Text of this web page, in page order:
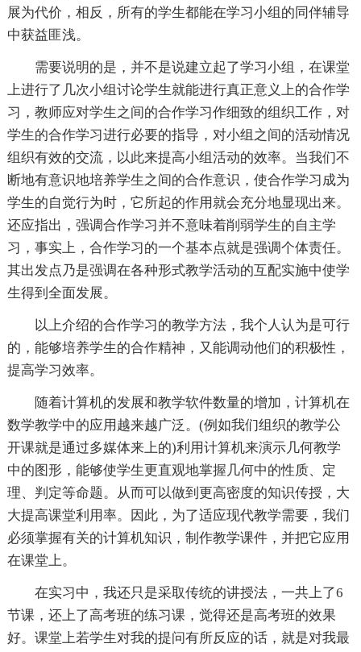
展为代价，相反，所有的学生都能在学习小组的同伴辅导
中获益匪浅。
需要说明的是，并不是说建立起了学习小组，在课堂
上进行了几次小组讨论学生就能进行真正意义上的合作学
习，教师应对学生之间的合作学习作细致的组织工作，对
学生的合作学习进行必要的指导，对小组之间的活动情况
组织有效的交流，以此来提高小组活动的效率。当我们不
断地有意识地培养学生之间的合作意识，使合作学习成为
学生的自觉行为时，它所起的作用就会充分地显现出来。
还应指出，强调合作学习并不意味着削弱学生的自主学
习，事实上，合作学习的一个基本点就是强调个体责任。
其出发点乃是强调在各种形式教学活动的互配实施中使学
生得到全面发展。
以上介绍的合作学习的教学方法，我个人认为是可行
的，能够培养学生的合作精神，又能调动他们的积极性，
提高学习效率。
随着计算机的发展和教学软件数量的增加，计算机在
数学教学中的应用越来越广泛。(例如我们组织的教学公
开课就是通过多媒体来上的)利用计算机来演示几何教学
中的图形，能够使学生更直观地掌握几何中的性质、定
理、判定等命题。从而可以做到更高密度的知识传授，大
大提高课堂利用率。因此，为了适应现代教学需要，我们
必须掌握有关的计算机知识，制作教学课件，并把它应用
在课堂上。
在实习中，我还只是采取传统的讲授法，一共上了6
节课，还上了高考班的练习课，觉得还是高考班的效果
好。课堂上若学生对我的提问有所反应的话，就是对我最